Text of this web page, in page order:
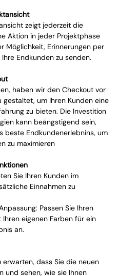
zeigt jederzeit die
Aktion in jeder Projektphase
Möglichkeit, Erinnerungen per
Endkunden zu senden.
haben wir den Checkout vor
gestaltet, um Ihren Kunden eine
zu bieten. Die Investition
kann beängstigend sein,
beste Endkundenerlebnins, um
zu maximieren
Sie Ihren Kunden im
Einnahmen zu
Passen Sie Ihren
eigenen Farben für ein
an.
erwarten, dass Sie die neuen
und sehen, wie sie Ihnen